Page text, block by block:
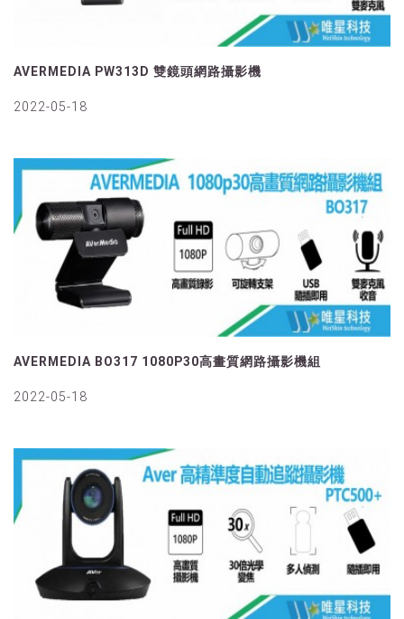
AVERMEDIA PW313D 雙鏡頭網路攝影機
2022-05-18
AVERMEDIA BO317 1080P30高畫質網路攝影機組
2022-05-18